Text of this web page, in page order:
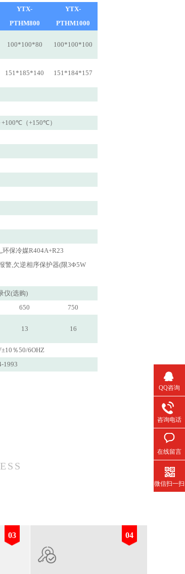
YTX-
PTHM800
YTX-
PTHM1000
100*100*80 100*100*100
151*185*140 151*184*157
（+150℃）
保冷媒R404A+R23
警,欠逆相序保护器(限3Φ5W
仪(选购)
650
750
13 16
％50/6OHZ
1993
03 04
QQ咨询
咨询电话
在线留言
微信扫一扫